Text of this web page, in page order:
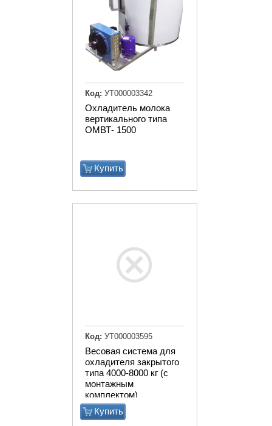
Охладитель молока
вертикального типа
ОМВТ- 1500
Купить
Код: УТ000003342
Весовая система для
охладителя закрытого
типа 4000-8000 кг (с
монтажным
комплектом)
Купить
Код: УТ000003595